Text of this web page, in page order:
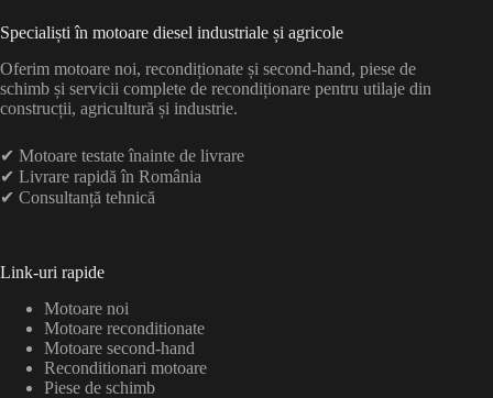
Specialiști în motoare diesel industriale și agricole
Oferim motoare noi, recondiționate și second-hand, piese de
schimb și servicii complete de recondiționare pentru utilaje din
construcții, agricultură și industrie.
✔ Motoare testate înainte de livrare
✔ Livrare rapidă în România
✔ Consultanță tehnică
Link-uri rapide
Motoare noi
Motoare reconditionate
Motoare second-hand
Reconditionari motoare
Piese de schimb